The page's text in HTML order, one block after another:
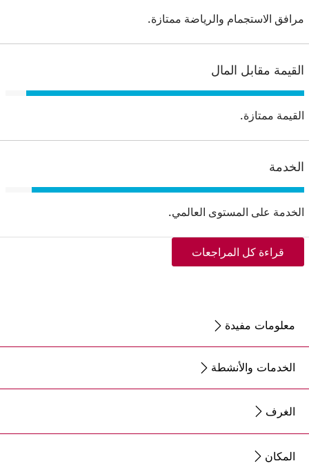
مرافق الاستجمام والرياضة ممتازة.
القيمة مقابل المال
القيمة ممتازة.
الخدمة
الخدمة على المستوى العالمي.
قراءة كل المراجعات
معلومات مفيدة
الخدمات والأنشطة
الغرف
المكان